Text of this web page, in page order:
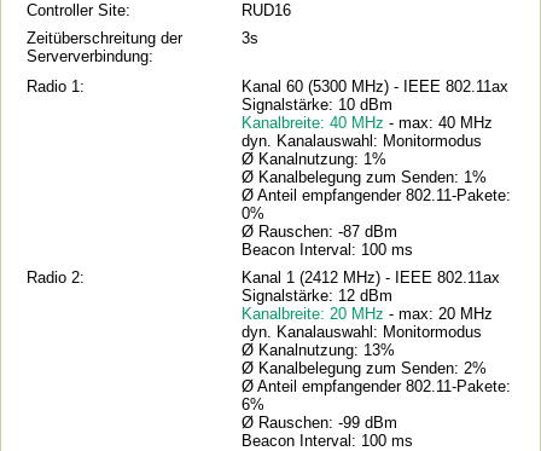
Controller Site:
RUD16
Zeitüberschreitung der
Serververbindung:
3s
Radio 1:
Kanal 60 (5300 MHz) - IEEE 802.11ax
Signalstärke: 10 dBm
Kanalbreite: 40 MHz- max: 40 MHz
dyn. Kanalauswahl: Monitormodus
Ø Kanalnutzung: 1%
Ø Kanalbelegung zum Senden: 1%
Ø Anteil empfangender 802.11-Pakete:
0%
Ø Rauschen: -87 dBm
Beacon Interval: 100 ms
Radio 2:
Kanal 1 (2412 MHz) - IEEE 802.11ax
Signalstärke: 12 dBm
Kanalbreite: 20 MHz- max: 20 MHz
dyn. Kanalauswahl: Monitormodus
Ø Kanalnutzung: 13%
Ø Kanalbelegung zum Senden: 2%
Ø Anteil empfangender 802.11-Pakete:
6%
Ø Rauschen: -99 dBm
Beacon Interval: 100 ms